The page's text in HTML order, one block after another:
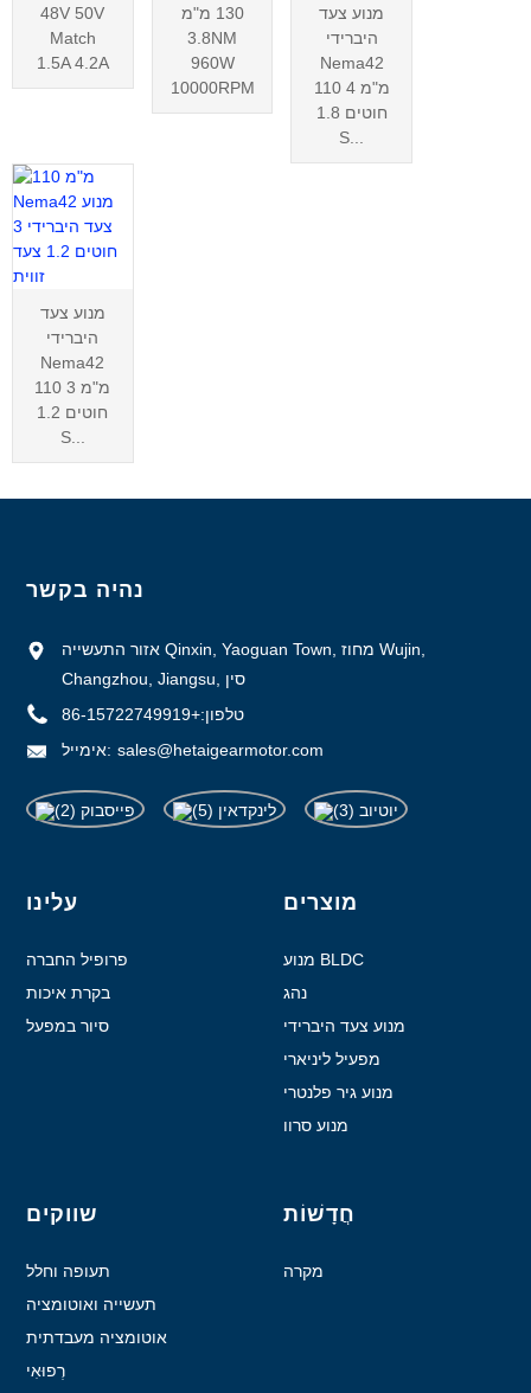
48V 50V
Match
1.5A 4.2A
130 מ"מ
3.8NM
960W
10000RPM
מנוע צעד
היברידי
Nema42
110 מ"מ 4
חוטים 1.8
S...
מנוע צעד
היברידי
Nema42
110 מ"מ 3
חוטים 1.2
S...
נהיה בקשר
אזור התעשייה Qinxin, Yaoguan Town, מחוז Wujin,
Changzhou, Jiangsu, סין
טלפון:+86-15722749919
אימייל: sales@hetaigearmotor.com
עלינו
פרופיל החברה
בקרת איכות
סיור במפעל
מוצרים
מנוע BLDC
נהג
מנוע צעד היברידי
מפעיל ליניארי
מנוע גיר פלנטרי
מנוע סרוו
שווקים
תעופה וחלל
תעשייה ואוטומציה
אוטומציה מעבדתית
רְפוּאִי
חֲדָשׁוֹת
מקרה